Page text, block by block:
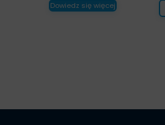
Dowiedz się więcej